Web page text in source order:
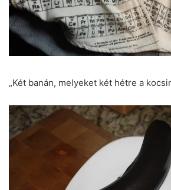
„Két banán, melyeket két hétre a